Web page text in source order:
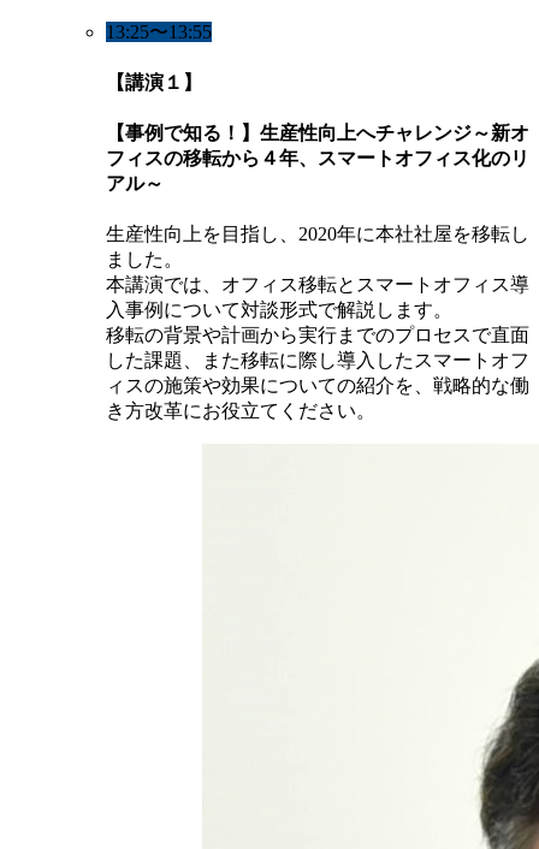
13:25〜13:55
【講演１】
【事例で知る！】生産性向上へチャレンジ～新オ
フィスの移転から４年、スマートオフィス化のリ
アル～
生産性向上を目指し、2020年に本社社屋を移転し
ました。
本講演では、オフィス移転とスマートオフィス導
入事例について対談形式で解説します。
移転の背景や計画から実行までのプロセスで直面
した課題、また移転に際し導入したスマートオフ
ィスの施策や効果についての紹介を、戦略的な働
き方改革にお役立てください。